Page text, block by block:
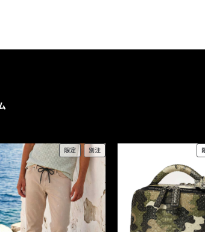
カスブランド
限定 別注